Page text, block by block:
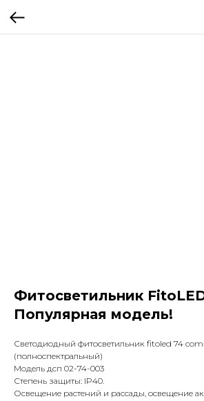
Фитосветильник
Популярная модель!
Светодиодный фитосветильник fitoled 74
(полноспектральный)
Модель дсп 02-74-003
Степень защиты: IP40.
Освещение растений и рассады, освещение